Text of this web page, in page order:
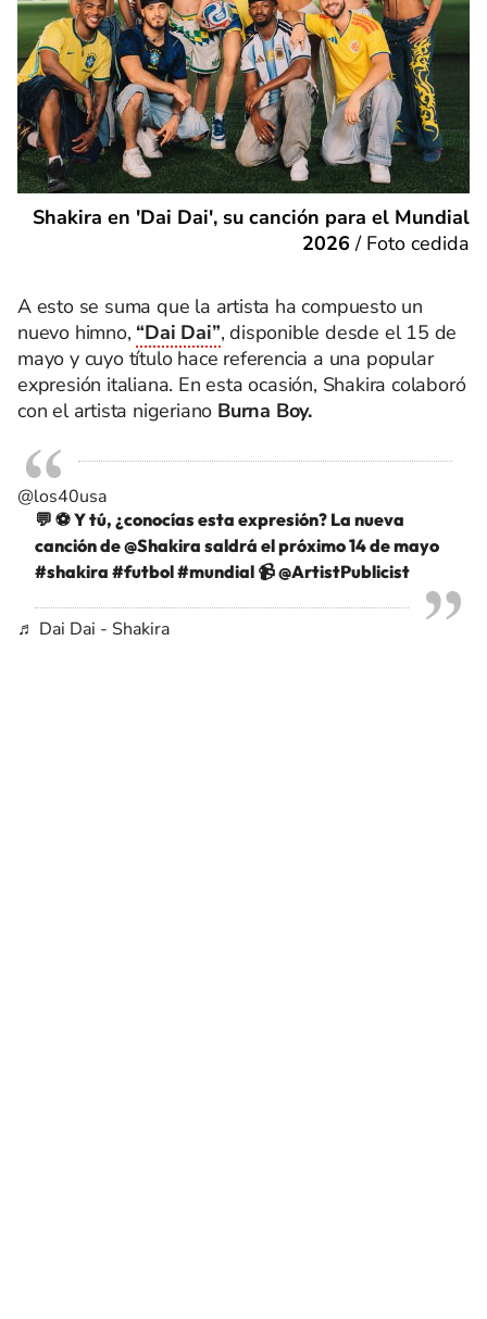
Shakira en 'Dai Dai', su canción para el Mundial
2026 / Foto cedida
A esto se suma que la artista ha compuesto un
nuevo himno, “Dai Dai”, disponible desde el 15 de
mayo y cuyo título hace referencia a una popular
expresión italiana. En esta ocasión, Shakira colaboró
con el artista nigeriano Burna Boy.
@los40usa
💬 ⚽️ Y tú, ¿conocías esta expresión? La nueva
canción de @Shakira saldrá el próximo 14 de mayo
#shakira #futbol#mundial 📹 @ArtistPublicist
♬ Dai Dai - Shakira